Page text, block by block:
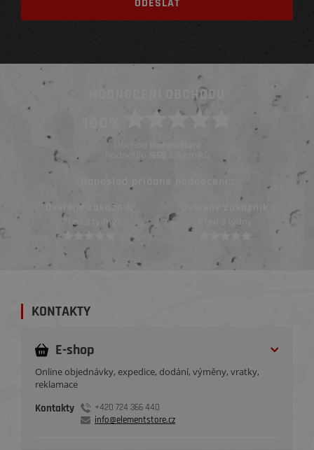
HODNOCENÍ OBCHODU
Obchod ElementStore
hodnotilo
Naposled přidané hodnocení::
Ověřený zákazník
Před 3 týdny
KONTAKTY
E-shop
Online objednávky, expedice, dodání, výměny, vratky,
reklamace
Kontakty
+420 724 366 440
info@elementstore.cz